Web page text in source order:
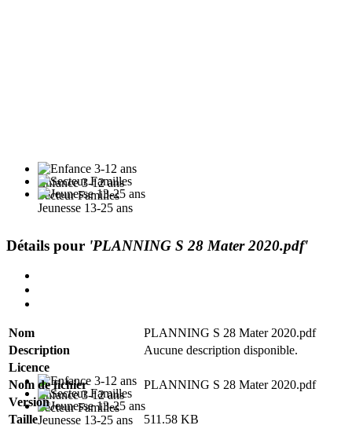
Enfance 3-12 ans
Enfance 3-12 ans
Secteur Familles
Secteur Familles
Jeunesse 13-25 ans
Jeunesse 13-25 ans
Détails pour 'PLANNING S 28 Mater 2020.pdf'
Nom
PLANNING S 28 Mater 2020.pdf
Description
Aucune description disponible.
Licence
Nom de fichier
PLANNING S 28 Mater 2020.pdf
Version
Taille
511.58 KB